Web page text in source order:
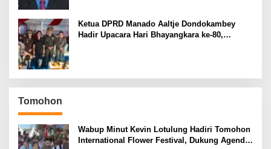
Ketua DPRD Manado Aaltje Dondokambey
Hadir Upacara Hari Bhayangkara ke-80,
Tomohon
Wabup Minut Kevin Lotulung Hadiri Tomohon
International Flower Festival, Dukung Agenda